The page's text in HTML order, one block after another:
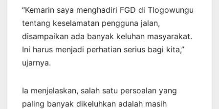
“Kemarin saya menghadiri FGD di Tlogowungu
tentang keselamatan pengguna jalan,
disampaikan ada banyak keluhan masyarakat.
Ini harus menjadi perhatian serius bagi kita,”
ujarnya.
Ia menjelaskan, salah satu persoalan yang
paling banyak dikeluhkan adalah masih